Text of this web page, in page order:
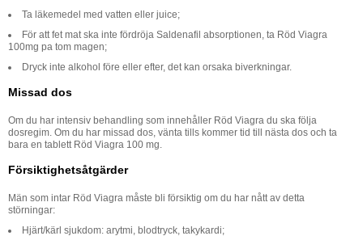
Ta läkemedel med vatten eller juice;
För att fet mat ska inte fördröja Saldenafil absorptionen, ta Röd Viagra
100mg pa tom magen;
Dryck inte alkohol före eller efter, det kan orsaka biverkningar.
Missad dos
Om du har intensiv behandling som innehåller Röd Viagra du ska följa
dosregim. Om du har missad dos, vänta tills kommer tid till nästa dos och ta
bara en tablett Röd Viagra 100 mg.
Försiktighetsåtgärder
Män som intar Röd Viagra måste bli försiktig om du har nått av detta
störningar:
Hjärt/kärl sjukdom: arytmi, blodtryck, takykardi;